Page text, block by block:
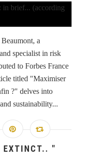
a
specialist in risk
to Forbes France
titled "Maximiser
?" delves into
sustainability...
EXTINCT.. "